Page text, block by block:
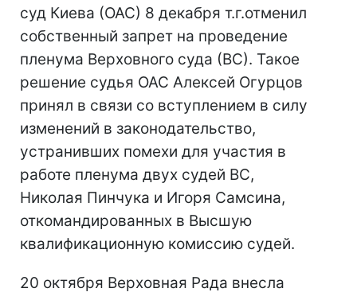
суд Киева (ОАС) 8 декабря т.г.отменил
собственный запрет на проведение
пленума Верховного суда (ВС). Такое
решение судья ОАС Алексей Огурцов
принял в связи со вступлением в силу
изменений в законодательство,
устранивших помехи для участия в
работе пленума двух судей ВС,
Николая Пинчука и Игоря Самсина,
откомандированных в Высшую
квалификационную комиссию судей.
20 октября Верховная Рада внесла